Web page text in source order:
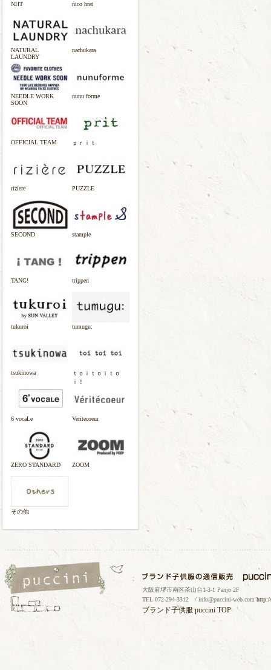
NHT nico hrat
NATURAL
LAUNDRY
nachukara
NEEDLE WORK
SOON
nunu forme
OFFICIAL TEAM ｐｒｉｔ
riziere PUZZLE
SECOND stample
TANG! trippen
tukuroi tumugu:
tsukinowa
ｔｏｉｔｏｉｔｏ
ｉ！
6 vocaLe Veritecoeur
ZERO STANDARD ZOOM
その他
大阪府堺市南区茶山台1-3-1 Panjo 2F
TEL 072-294-3312 / info@puccini-web.com
ブランド子供服puccini TOP